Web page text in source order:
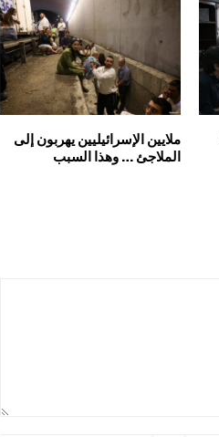
ملايين الإسرائيليين يهربون إلى
الملاجئ … وهذا السبب